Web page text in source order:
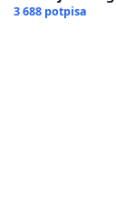
nasilja u porodici!
3 688 potpisa